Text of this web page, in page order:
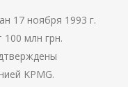
17 ноября 1993 г.
100 млн грн.
KPMG.